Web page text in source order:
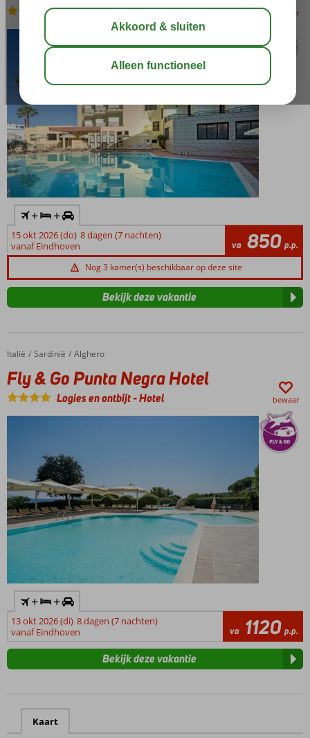
Logies en ontbijt-Hotel bewaar
+ +
15 okt 2026 (do) 8 dagen (7 nachten)
vanaf Eindhoven
va 850 p.p.
Nog 3 kamer(s) beschikbaar op deze site
Bekijk deze vakantie
Home
Italië Sardinië Alghero
Fly & Go Punta Negra Hotel
Fly & Go Punta Negra Hotel
Logies en ontbijt-Hotel bewaar
+ +
13 okt 2026 (di) 8 dagen (7 nachten)
vanaf Eindhoven
va 1120 p.p.
Bekijk deze vakantie
Kaart